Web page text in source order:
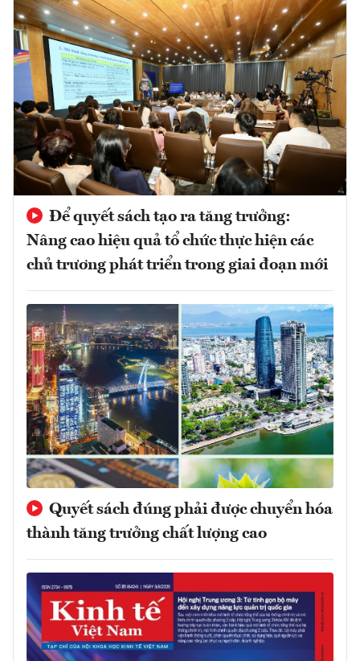
Để quyết sách tạo ra tăng trưởng:
Nâng cao hiệu quả tổ chức thực hiện các
chủ trương phát triển trong giai đoạn mới
Quyết sách đúng phải được chuyển hóa
thành tăng trưởng chất lượng cao